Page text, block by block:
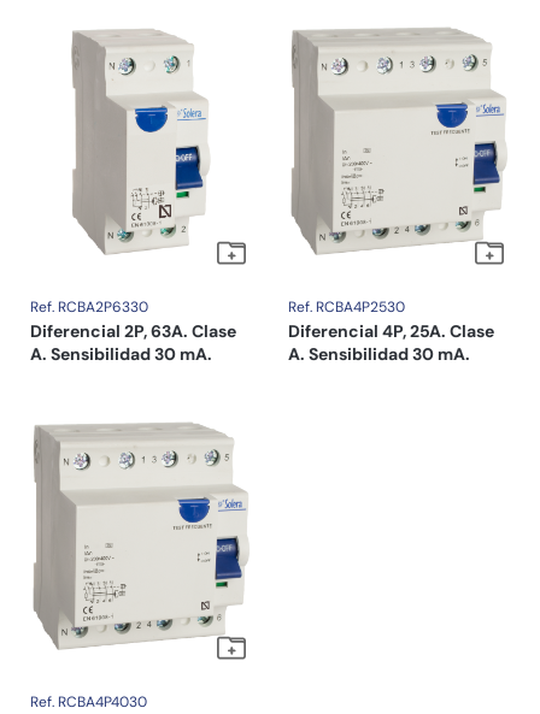
Ref. RCBA2P6330
Diferencial 2P, 63A. Clase
A. Sensibilidad 30 mA.
Ref. RCBA4P2530
Diferencial 4P, 25A. Clase
A. Sensibilidad 30 mA.
Ref. RCBA4P4030